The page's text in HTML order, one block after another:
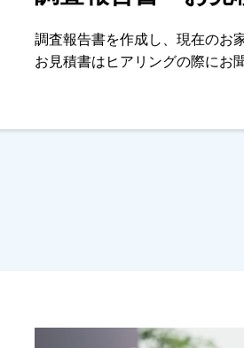
調査報告書を作成し、現在のお
お見積書はヒアリングの際にお